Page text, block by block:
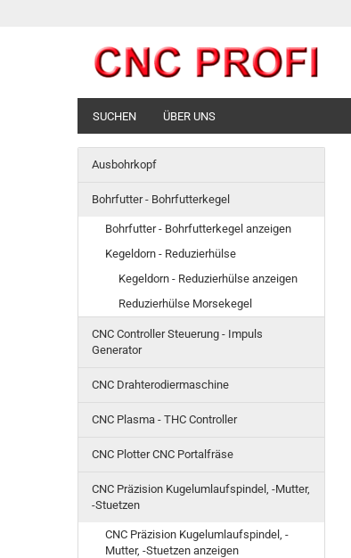
SUCHEN ÜBER UNS
Ausbohrkopf
Bohrfutter - Bohrfutterkegel
Bohrfutter - Bohrfutterkegel anzeigen
Kegeldorn - Reduzierhülse
Kegeldorn - Reduzierhülse anzeigen
Reduzierhülse Morsekegel
CNC Controller Steuerung - Impuls
Generator
CNC Drahterodiermaschine
CNC Plasma - THC Controller
CNC Plotter CNC Portalfräse
CNC Präzision Kugelumlaufspindel, -Mutter,
-Stuetzen
CNC Präzision Kugelumlaufspindel, -
Mutter, -Stuetzen anzeigen